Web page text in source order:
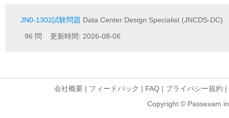
JN0-1302試験問題 Data Center Design Specialist (JNCDS-DC)
96 問 更新時間: 2026-08-06
会社概要 | フィードバック | FAQ | プライバシー規約 |
Copyright © Passexam